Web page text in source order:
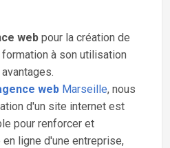
web pour la création de
à son utilisation
web Marseille, nous
d'un site internet est
pour renforcer et
ligne d'une entreprise,